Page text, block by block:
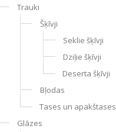
Trauki
Šķīvji
Seklie šķīvji
Dziļie šķīvji
Deserta šķīvji
Bļodas
Tases un apakštases
Glāzes